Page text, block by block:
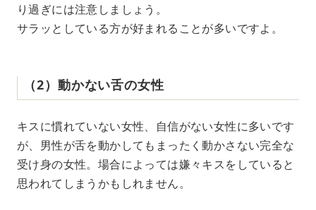
り過ぎには注意しましょう。
サラッとしている方が好まれることが多いですよ。
（2）動かない舌の女性
キスに慣れていない女性、自信がない女性に多いです
が、男性が舌を動かしてもまったく動かさない完全な
受け身の女性。場合によっては嫌々キスをしていると
思われてしまうかもしれません。